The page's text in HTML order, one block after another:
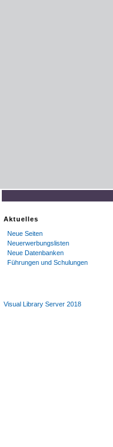
Aktuelles
Neue Seiten
Neuerwerbungslisten
Neue Datenbanken
Führungen und Schulungen
Visual Library Server 2018